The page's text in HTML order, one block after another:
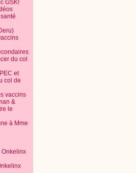
GSK!
du col
et
col de
vaccins
&
le
à Mme
Onkelinx